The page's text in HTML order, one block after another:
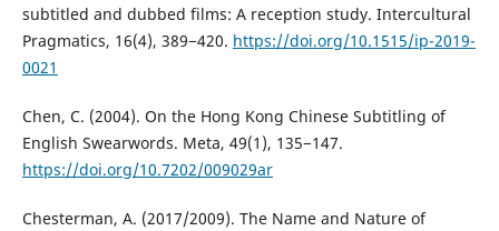
subtitled and dubbed films: A reception study. Intercultural
Pragmatics, 16(4), 389−420. https://doi.org/10.1515/ip-2019-
0021
Chen, C. (2004). On the Hong Kong Chinese Subtitling of
English Swearwords. Meta, 49(1), 135−147.
https://doi.org/10.7202/009029ar
Chesterman, A. (2017/2009). The Name and Nature of